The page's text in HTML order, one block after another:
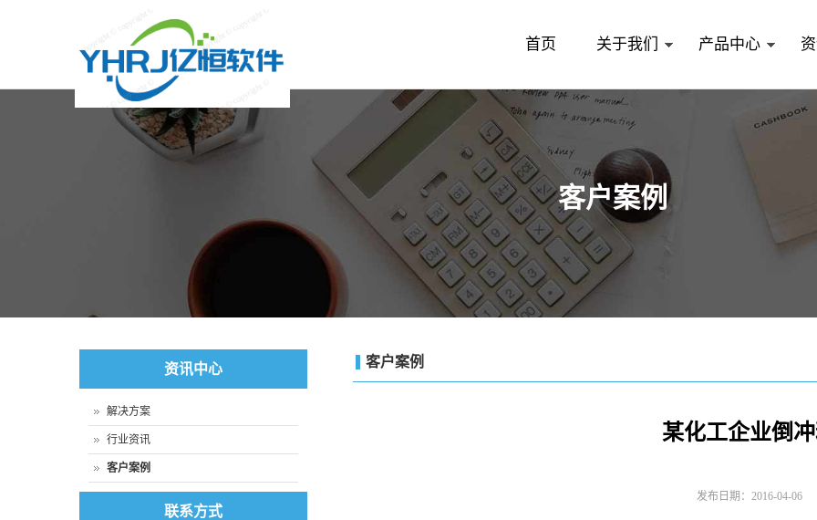
首页 关于我们 产品中心
客户案例
客户案例
某化工企业倒
发布日期：2016-04-06
资讯中心
解决方案
行业资讯
客户案例
联系方式